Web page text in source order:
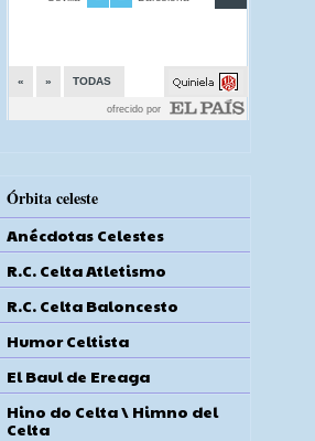
Órbita celeste
Anécdotas Celestes
R.C. Celta Atletismo
R.C. Celta Baloncesto
Humor Celtista
El Baul de Ereaga
Hino do Celta \ Himno del
Celta